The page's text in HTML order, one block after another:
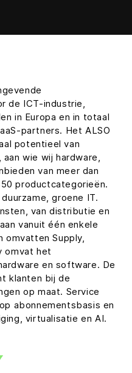
de ICT-industrie,
in Europa en in totaal
partners. Het ALSO
potentieel van
wie wij hardware,
van meer dan
productcategorieën.
groene IT.
van distributie en
vanuit één enkele
Supply,
omvat het
en software. De
klanten bij de
op maat. Service
abonnementsbasis en
virtualisatie en AI.